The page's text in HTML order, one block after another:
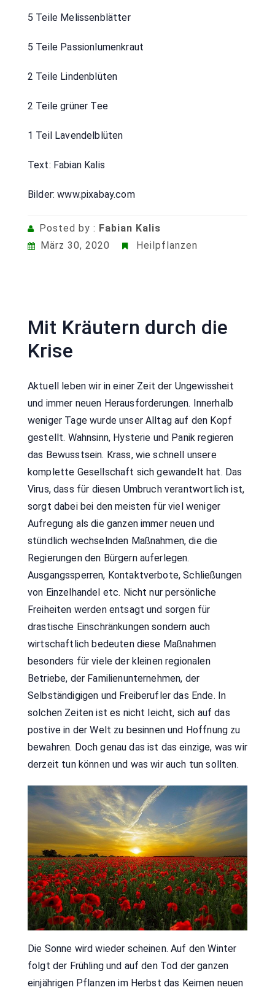
5 Teile Melissenblätter
5 Teile Passionlumenkraut
2 Teile Lindenblüten
2 Teile grüner Tee
1 Teil Lavendelblüten
Text: Fabian Kalis
Bilder: www.pixabay.com
Posted by : Fabian Kalis
März 30, 2020
Heilpflanzen
Mit Kräutern durch die
Krise
Aktuell leben wir in einer Zeit der Ungewissheit
und immer neuen Herausforderungen. Innerhalb
weniger Tage wurde unser Alltag auf den Kopf
gestellt. Wahnsinn, Hysterie und Panik regieren
das Bewusstsein. Krass, wie schnell unsere
komplette Gesellschaft sich gewandelt hat. Das
Virus, dass für diesen Umbruch verantwortlich ist,
sorgt dabei bei den meisten für viel weniger
Aufregung als die ganzen immer neuen und
stündlich wechselnden Maßnahmen, die die
Regierungen den Bürgern auferlegen.
Ausgangssperren, Kontaktverbote, Schließungen
von Einzelhandel etc. Nicht nur persönliche
Freiheiten werden entsagt und sorgen für
drastische Einschränkungen sondern auch
wirtschaftlich bedeuten diese Maßnahmen
besonders für viele der kleinen regionalen
Betriebe, der Familienunternehmen, der
Selbständigigen und Freiberufler das Ende. In
solchen Zeiten ist es nicht leicht, sich auf das
postive in der Welt zu besinnen und Hoffnung zu
bewahren. Doch genau das ist das einzige, was wir
derzeit tun können und was wir auch tun sollten.
Die Sonne wird wieder scheinen. Auf den Winter
folgt der Frühling und auf den Tod der ganzen
einjährigen Pflanzen im Herbst das Keimen neuen